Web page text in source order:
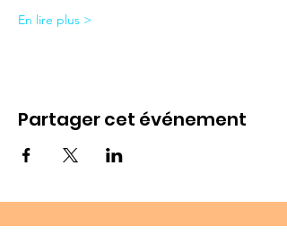
En lire plus >
Partager cet événement